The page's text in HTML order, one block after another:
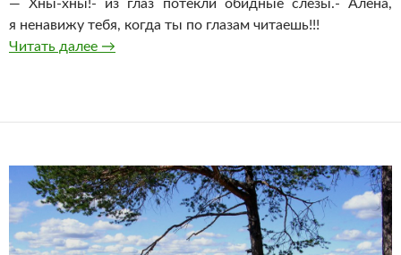
— Хны-хны!- из глаз потекли обидные слезы.- Алена,
я ненавижу тебя, когда ты по глазам читаешь!!!
Читать далее Запасы на черный день
→